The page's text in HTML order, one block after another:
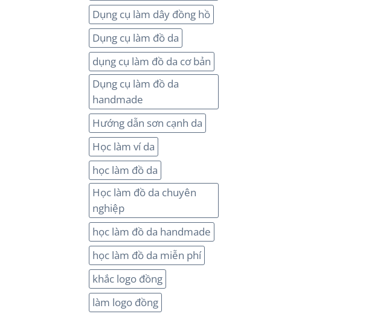
Dụng cụ làm dây đồng hồ
Dụng cụ làm đồ da
dụng cụ làm đồ da cơ bản
Dụng cụ làm đồ da
handmade
Hướng dẫn sơn cạnh da
Học làm ví da
học làm đồ da
Học làm đồ da chuyên
nghiệp
học làm đồ da handmade
học làm đồ da miễn phí
khắc logo đồng
làm logo đồng